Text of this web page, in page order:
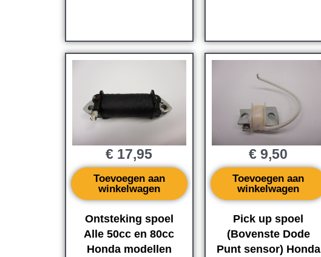
Ontsteking spoel
Alle 50cc en 80cc
Honda modellen
€ 17,95
Toevoegen aan
winkelwagen
Pick up spoel
(Bovenste Dode
Punt sensor) Honda
€ 9,50
Toevoegen aan
winkelwagen